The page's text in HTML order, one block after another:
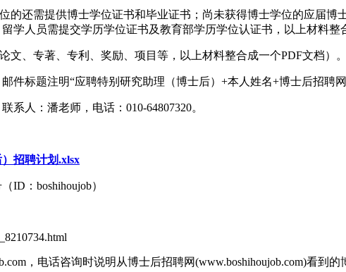
的还需提供博士学位证书和毕业证书；尚未获得博士学位的应届
学人员需提交学历学位证书及教育部学历学位认证书，以上材料整
、专著、专利、奖励、项目等，以上材料整合成一个PDF文档）。
件标题注明“应聘特别研究助理（博士后）+本人姓名+博士后招聘网
人：潘老师，电话：010-64807320。
招聘计划.xlsx
ID：boshihoujob）
，电话咨询时说明从博士后招聘网(www.boshihoujob.com)看到的